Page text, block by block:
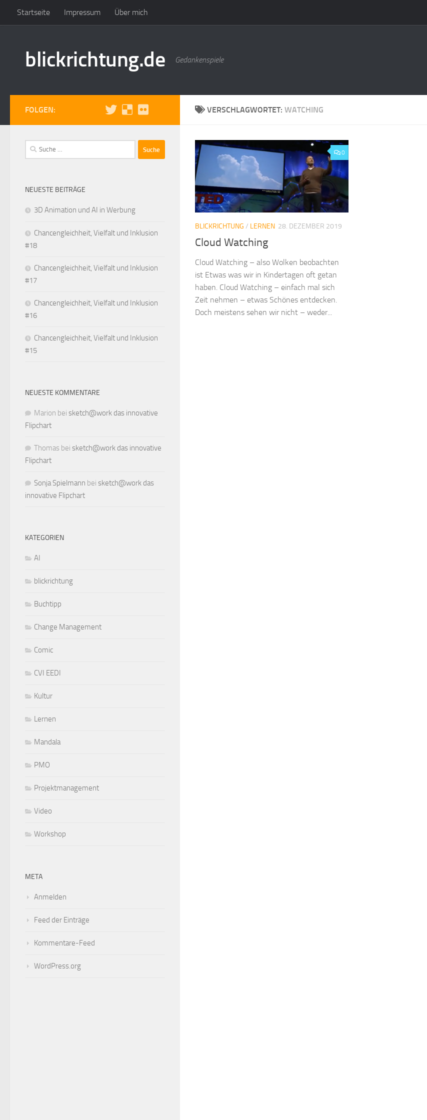
Zum Inhalt springen
Startseite Impressum Über mich
blickrichtung.de Gedankenspiele
VERSCHLAGWORTET: WATCHING
0
BLICKRICHTUNG / LERNEN 28. DEZEMBER 2019
Cloud Watching
Cloud Watching – also Wolken beobachten
ist Etwas was wir in Kindertagen oft getan
haben. Cloud Watching – einfach mal sich
Zeit nehmen – etwas Schönes entdecken.
Doch meistens sehen wir nicht – weder...
FOLGEN:
Suche
nach:
NEUESTE BEITRÄGE
3D Animation und AI in Werbung
Chancengleichheit, Vielfalt und Inklusion
#18
Chancengleichheit, Vielfalt und Inklusion
#17
Chancengleichheit, Vielfalt und Inklusion
#16
Chancengleichheit, Vielfalt und Inklusion
#15
NEUESTE KOMMENTARE
Marion bei sketch@work das innovative
Flipchart
Thomas bei sketch@work das innovative
Flipchart
Sonja Spielmann bei sketch@work das
innovative Flipchart
KATEGORIEN
AI
blickrichtung
Buchtipp
Change Management
Comic
CVI EEDI
Kultur
Lernen
Mandala
PMO
Projektmanagement
Video
Workshop
META
Anmelden
Feed der Einträge
Kommentare-Feed
WordPress.org